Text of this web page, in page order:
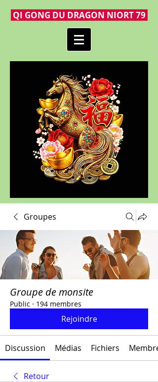
QI GONG DU DRAGON NIORT 79
Groupes
Groupe de monsite
Public · 194 membres
Rejoindre
Discussion Médias Fichiers
Retour